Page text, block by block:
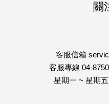
關
客服信箱
客服專線 04-
星期一 ~ 星期